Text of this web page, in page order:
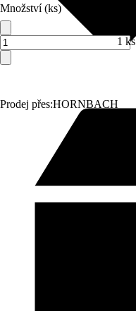
Prodej přes:HORNBACH
Množství (ks)
1 ks